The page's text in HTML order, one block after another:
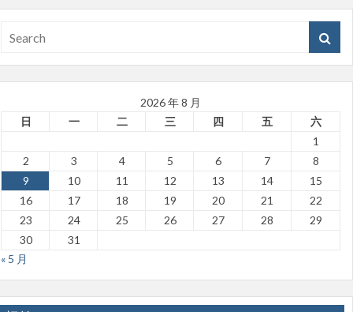
2026 年 8 月
日
一 二 三 四 五
六
1
2
3 4 5 6 7
8
9
10 11 12 13 14
15
16
17 18 19 20 21
22
23
24 25 26 27 28
29
30
31
« 5 月